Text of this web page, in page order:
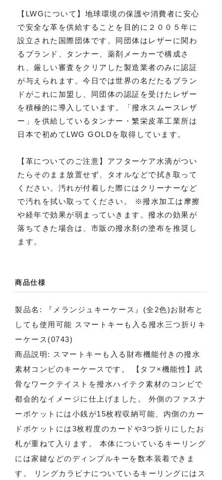
【LWGについて】地球環境の保護や消費者に安心
で安全な革を供給することを目的に２００５年に
設立された国際団体です。同団体はレザーに関わ
るブランド、タンナー、薬剤メーカーで構成さ
れ、厳しい審査をクリアした製造業者のみに認証
が与えられます。今日では世界の名だたるブラン
ドがこれに加盟し、同団体の認証を受けたレザー
を積極的に導入しています。「撥水スムースレザ
ー」を供給しているタンナー・繁栄皮革工業所は
日本で初めてLWG GOLDを取得しています。
【革についてのご注意】アフターケア水滴がつい
たらそのまま放置せず、タオルなどで拭き取って
ください。汚れが付着した際にはクリーナーなど
で汚れを拭い取ってください。 ※撥水加工は摩擦
や経年で効果が弱まっていきます。撥水の効果が
落ちてきた場合は、市販の撥水剤の塗布を推奨し
ます。
商品仕様
製品名: 『メランジュキーケース』(全2色)お財布と
しても使用可能 スマートキーも入る撥水三つ折りキ
ーケース(0743)
商品説明: スマートキーも入る財布機能付きの撥水
素材コンビのキーケースです。 【タフ×機能性】武
骨なワークテイストを撥水ハイテク素材のコンビで
都会的なイメージに仕上げました。 外側のファスナ
ーポケットには小銭が15枚程収納可能、内側のカー
ドポケットには3枚程度のカードや3つ折りにしたお
札が重ねて入ります。 本体についているキーリング
には家鍵などのディンプルキーを数本装着できま
す。 リングカラビナについているキーリングにはス